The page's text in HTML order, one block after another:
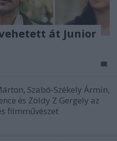
át Junior
Szabó-Székely Ármin,
és Zöldy Z Gergely az
filmművészet